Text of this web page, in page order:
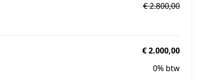
€ 2.800,00
€ 2.000,00
0% btw